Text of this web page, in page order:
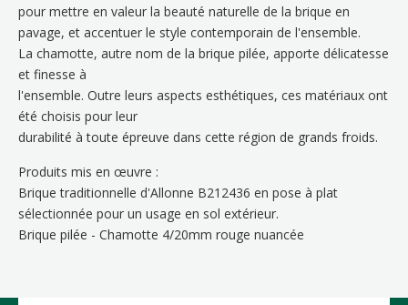
pour mettre en valeur la beauté naturelle de la brique en
pavage, et accentuer le style contemporain de l'ensemble.
La chamotte, autre nom de la brique pilée, apporte délicatesse
et finesse à
l'ensemble. Outre leurs aspects esthétiques, ces matériaux ont
été choisis pour leur
durabilité à toute épreuve dans cette région de grands froids.
Produits mis en œuvre :
Brique traditionnelle d'Allonne B212436 en pose à plat
sélectionnée pour un usage en sol extérieur.
Brique pilée - Chamotte 4/20mm rouge nuancée